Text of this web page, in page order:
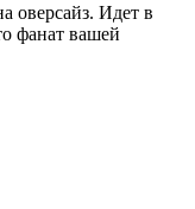
оверсайз. Идет в
фанат вашей